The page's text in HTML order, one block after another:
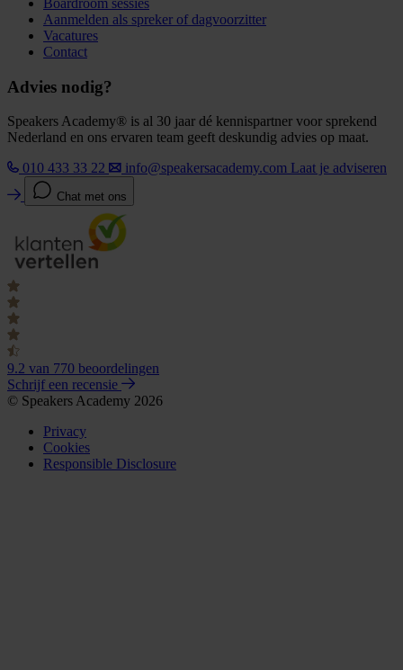
Aanmelden als spreker of dagvoorzitter
Vacatures
Contact
Advies nodig?
Speakers Academy® is al 30 jaar dé kennispartner voor sprekend
Nederland en ons ervaren team geeft deskundig advies op maat.
010 433 33 22
info@speakersacademy.com Laat je adviseren
Chat met ons
9.2 van 770 beoordelingen
Schrijf een recensie
© Speakers Academy 2026
Privacy
Cookies
Responsible Disclosure